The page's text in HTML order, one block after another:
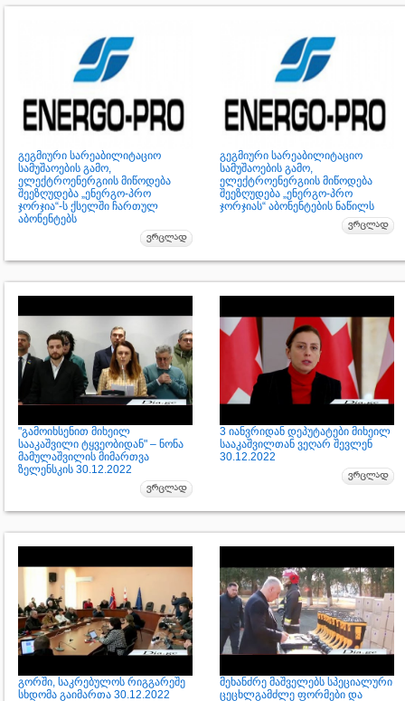
გეგმიური სარეაბილიტაციო
სამუშაოების გამო,
ელექტროენერგიის მიწოდება
შეეზღუდება „ენერგო-პრო
ჯორჯია“-ს ქსელში ჩართულ
აბონენტებს
გეგმიური სარეაბილიტაციო
სამუშაოების გამო,
ელექტროენერგიის მიწოდება
შეეზღუდება „ენერგო-პრო
ჯორჯიას“ აბონენტების ნაწილს
"გამოიხსენით მიხეილ
სააკაშვილი ტყვეობიდან" – ნონა
მამულაშვილის მიმართვა
ზელენსკის 30.12.2022
3 იანვრიდან დეპუტატები მიხეილ
სააკაშვილთან ვეღარ შევლენ
30.12.2022
გორში, საკრებულოს რიგგარეშე
სხდომა გაიმართა 30.12.2022
მეხანძრე მაშველებს სპეციალური
ცეცხლგამძლე ფორმები და